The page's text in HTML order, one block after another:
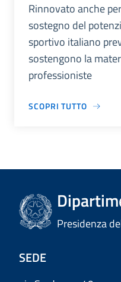
Rinnovato anche
sostegno del
sportivo italiano
sostengono la
professioniste
SCOPRI TUTTO
Presidenza
SEDE